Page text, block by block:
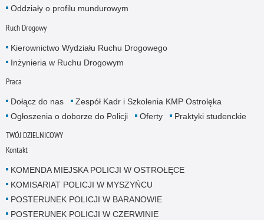
Oddziały o profilu mundurowym
Ruch Drogowy
Kierownictwo Wydziału Ruchu Drogowego
Inżynieria w Ruchu Drogowym
Praca
Dołącz do nas
Zespół Kadr i Szkolenia KMP Ostrolęka
Ogłoszenia o doborze do Policji
Oferty Praktyki studenckie
TWÓJ DZIELNICOWY
Kontakt
KOMENDA MIEJSKA POLICJI W OSTROŁĘCE
KOMISARIAT POLICJI W MYSZYŃCU
POSTERUNEK POLICJI W BARANOWIE
POSTERUNEK POLICJI W CZERWINIE